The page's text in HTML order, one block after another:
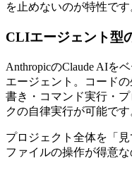
を止めないのが特性です
CLIエージェント型
AnthropicのClaude AIを
エージェント。コード
書き・コマンド実行・
クの自律実行が可能です
プロジェクト全体を「
ファイルの操作が得意な